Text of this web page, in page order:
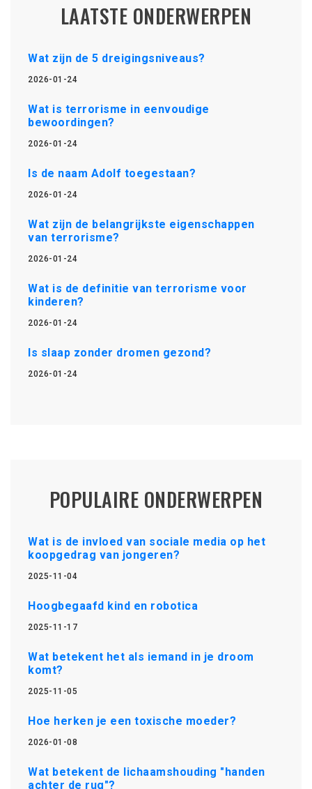
LAATSTE ONDERWERPEN
Wat zijn de 5 dreigingsniveaus?
2026-01-24
Wat is terrorisme in eenvoudige
bewoordingen?
2026-01-24
Is de naam Adolf toegestaan?
2026-01-24
Wat zijn de belangrijkste eigenschappen
van terrorisme?
2026-01-24
Wat is de definitie van terrorisme voor
kinderen?
2026-01-24
Is slaap zonder dromen gezond?
2026-01-24
POPULAIRE ONDERWERPEN
Wat is de invloed van sociale media op het
koopgedrag van jongeren?
2025-11-04
Hoogbegaafd kind en robotica
2025-11-17
Wat betekent het als iemand in je droom
komt?
2025-11-05
Hoe herken je een toxische moeder?
2026-01-08
Wat betekent de lichaamshouding "handen
achter de rug"?